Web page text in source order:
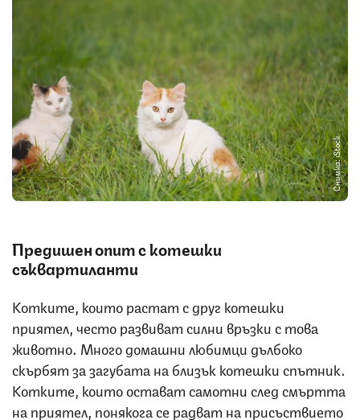
Снимка: iStock
Предишен опит с котешки
съквартиланти
Котките, които растат с друг котешки
приятел, често развиват силни връзки с това
животно. Много домашни любимци дълбоко
скърбят за загубата на близък котешки спътник.
Котките, които остават самотни след смъртта
на приятел, понякога се радват на присъствието